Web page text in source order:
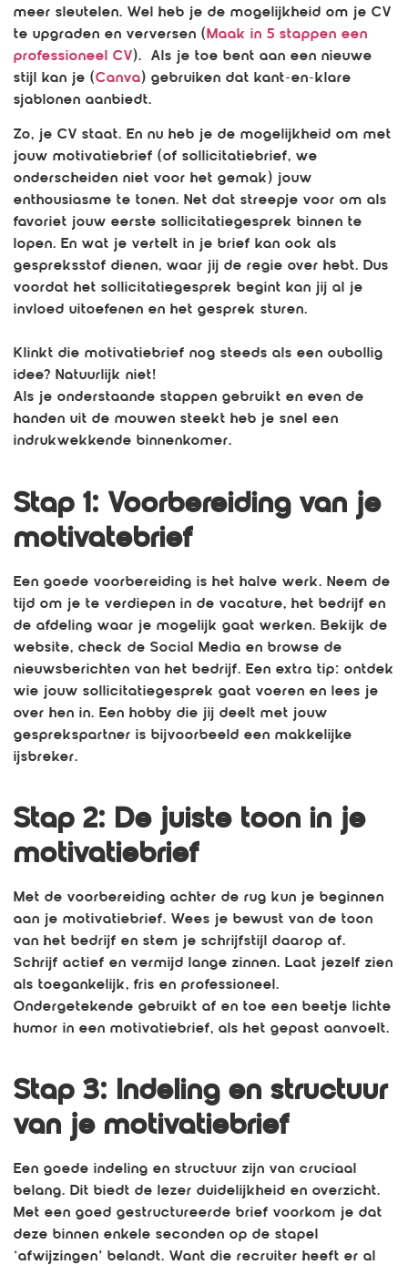
meer sleutelen. Wel heb je de mogelijkheid om je CV
te upgraden en verversen ( Maak in 5 stappen een
professioneel CV). Als je toe bent aan een nieuwe
stijl kan je (Canva) gebruiken dat kant-en-klare
sjablonen aanbiedt.
Zo, je CV staat. En nu heb je de mogelijkheid om met
jouw motivatiebrief (of sollicitatiebrief, we
onderscheiden niet voor het gemak) jouw
enthousiasme te tonen. Net dat streepje voor om als
favoriet jouw eerste sollicitatiegesprek binnen te
lopen. En wat je vertelt in je brief kan ook als
gespreksstof dienen, waar jij de regie over hebt. Dus
voordat het sollicitatiegesprek begint kan jij al je
invloed uitoefenen en het gesprek sturen.
Klinkt die motivatiebrief nog steeds als een oubollig
idee? Natuurlijk niet!
Als je onderstaande stappen gebruikt en even de
handen uit de mouwen steekt heb je snel een
indrukwekkende binnenkomer.
Stap 1: Voorbereiding van je
motivatebrief
Een goede voorbereiding is het halve werk. Neem de
tijd om je te verdiepen in de vacature, het bedrijf en
de afdeling waar je mogelijk gaat werken. Bekijk de
website, check de Social Media en browse de
nieuwsberichten van het bedrijf. Een extra tip: ontdek
wie jouw sollicitatiegesprek gaat voeren en lees je
over hen in. Een hobby die jij deelt met jouw
gesprekspartner is bijvoorbeeld een makkelijke
ijsbreker.
Stap 2: De juiste toon in je
motivatiebrief
Met de voorbereiding achter de rug kun je beginnen
aan je motivatiebrief. Wees je bewust van de toon
van het bedrijf en stem je schrijfstijl daarop af.
Schrijf actief en vermijd lange zinnen. Laat jezelf zien
als toegankelijk, fris en professioneel.
Ondergetekende gebruikt af en toe een beetje lichte
humor in een motivatiebrief, als het gepast aanvoelt.
Stap 3: Indeling en structuur
van je motivatiebrief
Een goede indeling en structuur zijn van cruciaal
belang. Dit biedt de lezer duidelijkheid en overzicht.
Met een goed gestructureerde brief voorkom je dat
deze binnen enkele seconden op de stapel
‘afwijzingen’ belandt. Want die recruiter heeft er al